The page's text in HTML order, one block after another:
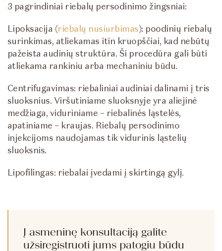
3 pagrindiniai riebalų persodinimo žingsniai:
Lipoksacija (riebalų nusiurbimas): poodinių riebalų
surinkimas, atliekamas itin kruopščiai, kad nebūtų
pažeista audinių struktūra. Ši procedūra gali būti
atliekama rankiniu arba mechaniniu būdu.
Centrifugavimas: riebaliniai audiniai dalinami į tris
sluoksnius. Viršutiniame sluoksnyje yra aliejinė
medžiaga, viduriniame – riebalinės ląstelės,
apatiniame – kraujas. Riebalų persodinimo
injekcijoms naudojamas tik vidurinis ląstelių
sluoksnis.
Lipofilingas: riebalai įvedami į skirtingą gylį.
Į asmeninę konsultaciją galite
užsiregistruoti jums patogiu būdu